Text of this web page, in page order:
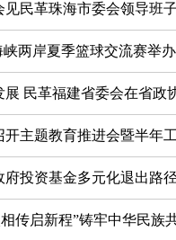
见民革珠海市委会领导班子
两岸夏季篮球交流赛举办
展 民革福建省委会在省政
开主题教育推进会暨半年
府投资基金多元化退出路
传启新程”铸牢中华民